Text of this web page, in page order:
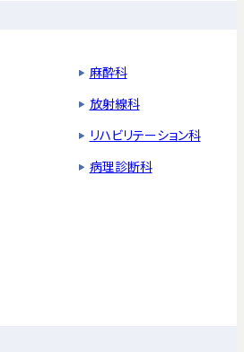
麻酔科
放射線科
リハビリテーション科
病理診断科